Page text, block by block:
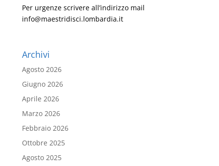
Per urgenze scrivere all’indirizzo mail
info@maestridisci.lombardia.it
Archivi
Agosto 2026
Giugno 2026
Aprile 2026
Marzo 2026
Febbraio 2026
Ottobre 2025
Agosto 2025